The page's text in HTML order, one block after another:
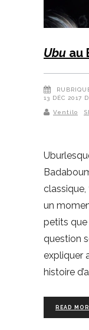
Ubu au
13 DÉC 2017
Ventilo
classique,
un
petits
question
expliquer
histoire
READ